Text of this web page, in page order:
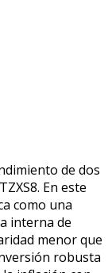
de dos
En este
como una
interna de
menor que
robusta